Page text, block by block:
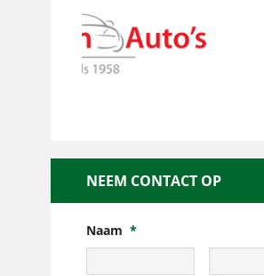
NEEM CONTACT OP
Naam *